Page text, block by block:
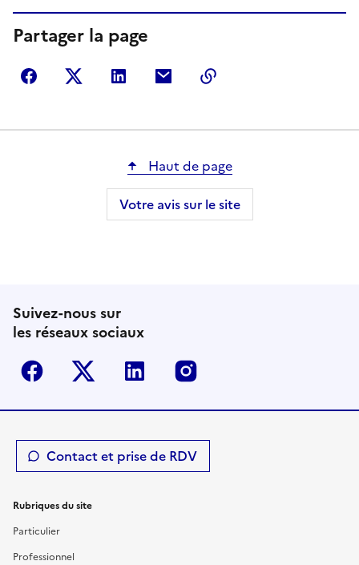
Partager la page
Partager sur Facebook
Partager sur Twitter
Partager sur LinkedIn
Partager par courriel
Haut de page
Votre avis sur le site
Suivez-nous sur
les réseaux sociaux
Facebook Twitter-X Linkedin
Contact et prise de RDV
Rubriques du site
Particulier
Professionnel